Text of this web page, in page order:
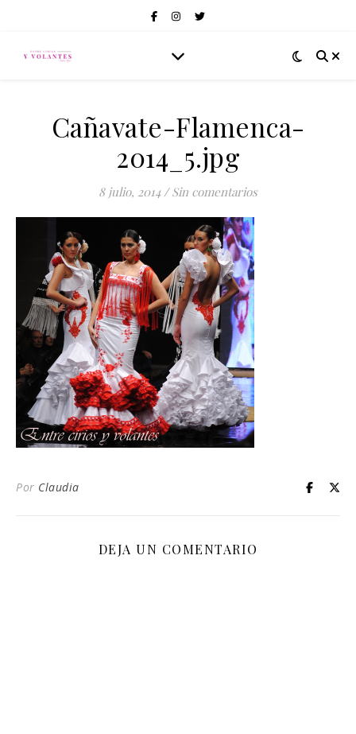
Cañavate-Flamenca-
2014_5.jpg
8 julio, 2014 / Sin comentarios
Por Claudia
DEJA UN COMENTARIO